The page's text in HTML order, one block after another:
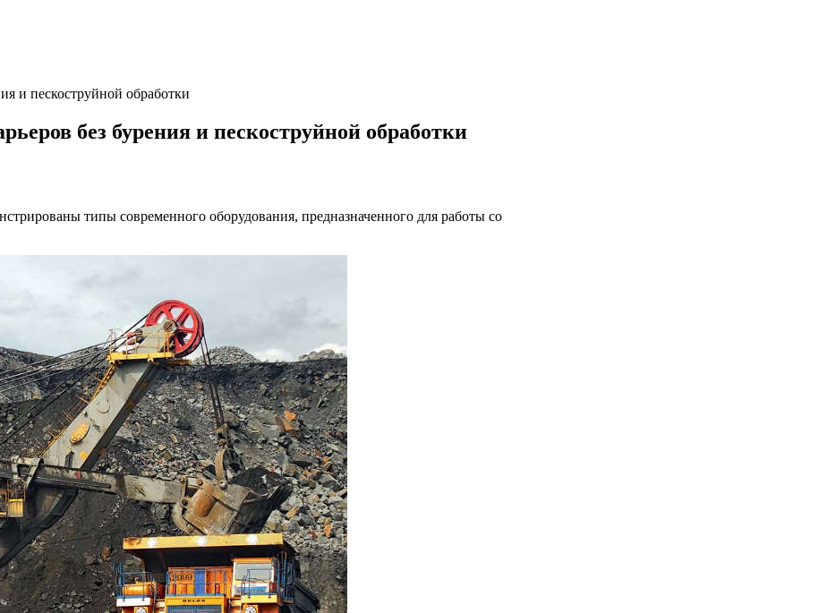
и пескоструйной обработки
без бурения и пескоструйной обработки
типы современного оборудования, предназначенного для работы со